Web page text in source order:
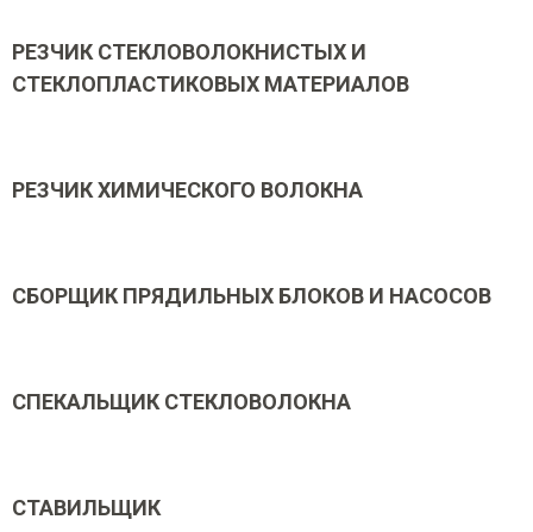
РЕЗЧИК СТЕКЛОВОЛОКНИСТЫХ И
СТЕКЛОПЛАСТИКОВЫХ МАТЕРИАЛОВ
РЕЗЧИК ХИМИЧЕСКОГО ВОЛОКНА
СБОРЩИК ПРЯДИЛЬНЫХ БЛОКОВ И НАСОСОВ
СПЕКАЛЬЩИК СТЕКЛОВОЛОКНА
СТАВИЛЬЩИК